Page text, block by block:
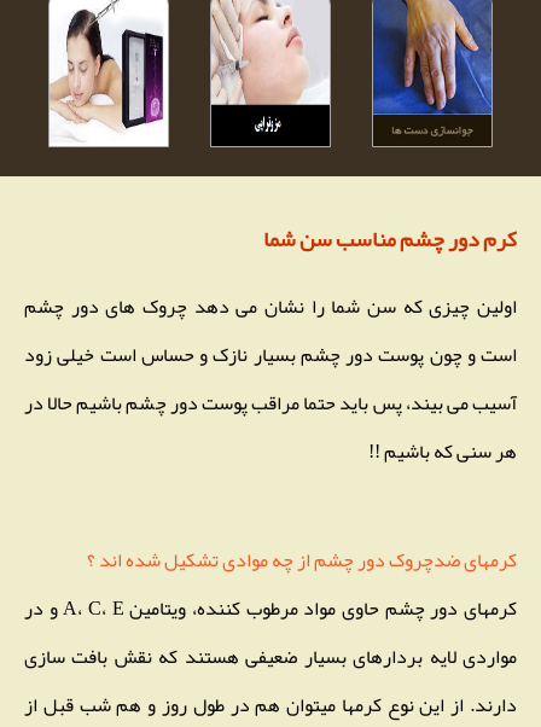
کرم دور چشم مناسب سن شما
اولین چیزی که سن شما را نشان می دهد چروک های دور چشم
است و چون پوست دور چشم بسیار نازک و حساس است خیلی زود
آسیب می بیند، پس باید حتما مراقب پوست دور چشم باشیم حالا در
هر سنی که باشیم !!
کرمهای ضدچروک دور چشم از چه موادی تشکیل شده اند ؟
کرمهای دور چشم حاوی مواد مرطوب کننده، ویتامین A، C، E و در
مواردی لایه بردارهای بسیار ضعیفی هستند که نقش بافت سازی
دارند. از این نوع کرمها میتوان هم در طول روز و هم شب قبل از